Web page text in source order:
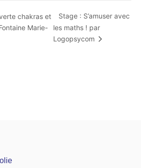
chakras et
Marie-
Stage : S’amuser avec
les maths ! par
Logopsycom